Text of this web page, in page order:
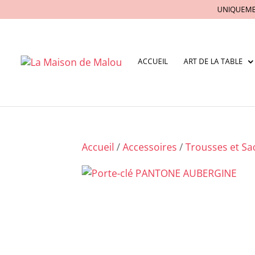
ACCUEIL ART DE LA TABLE
Accueil /Accessoires /Trousses et